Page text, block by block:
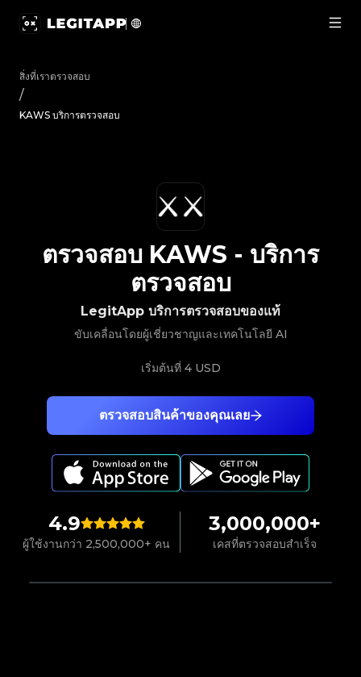
สิ่งที่เราตรวจสอบ
/
KAWS บริการตรวจสอบ
4.9
ผู้ใช้งานกว่า 2,500,000+ คน
3,000,000+
เคสที่ตรวจสอบสำเร็จ
ตรวจสอบสินค้าของคุณเลย
LegitApp บริการตรวจสอบของแท้
ขับเคลื่อนโดยผู้เชี่ยวชาญและเทคโนโลยี AI
เริ่มต้นที่ 4 USD
ตรวจสอบ KAWS - บริการ
ตรวจสอบ